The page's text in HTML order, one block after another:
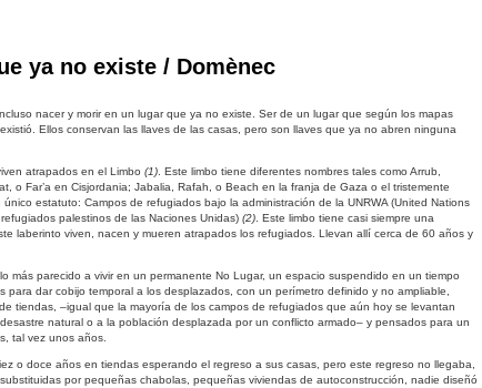
ya no existe / Domènec
nacer y morir en un lugar que ya no existe. Ser de un lugar que según los mapas
Ellos conservan las llaves de las casas, pero son llaves que ya no abren ninguna
atrapados en el Limbo (1) . Este limbo tiene diferentes nombres tales como Arrub,
o Far’a en Cisjordania; Jabalia, Rafah, o Beach en la franja de Gaza o el tristemente
estatuto: Campos de refugiados bajo la administración de la UNRWA (United Nations
palestinos de las Naciones Unidas) (2) . Este limbo tiene casi siempre una
laberinto viven, nacen y mueren atrapados los refugiados. Llevan allí cerca de 60 años y
más parecido a vivir en un permanente No Lugar, un espacio suspendido en un tiempo
para dar cobijo temporal a los desplazados, con un perímetro definido y no ampliable,
tiendas, –igual que la mayoría de los campos de refugiados que aún hoy se levantan
natural o a la población desplazada por un conflicto armado– y pensados para un
tal vez unos años.
o doce años en tiendas esperando el regreso a sus casas, pero este regreso no llegaba,
por pequeñas chabolas, pequeñas viviendas de autoconstrucción, nadie diseñó